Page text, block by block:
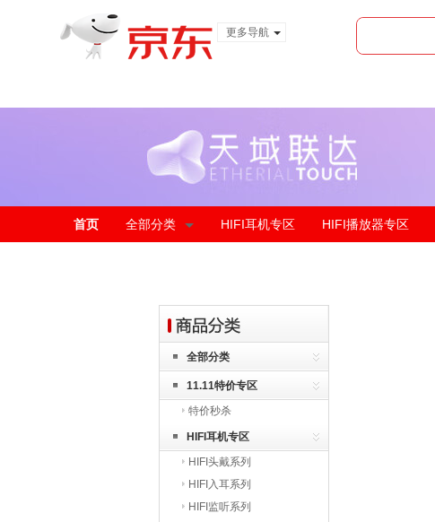
更多导航
首页 全部分类 HIFI耳机专区 HIFI播放器专区
全部分类
11.11特价专区
特价秒杀
HIFI耳机专区
HIFI头戴系列
HIFI入耳系列
HIFI监听系列